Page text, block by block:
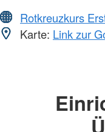
Rotkreuzkurs
Karte: Link zur